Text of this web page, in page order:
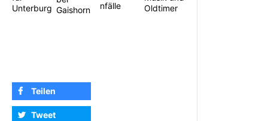
Unterburg Gaishorn
nfälle
Oldtimer
Teilen
Tweet